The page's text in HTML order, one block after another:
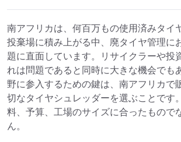
南アフリカは、何百万もの使用済みタイ
投棄場に積み上がる中、廃タイヤ管理に
題に直面しています。リサイクラーや投
れは問題であると同時に大きな機会でも
野に参入するための鍵は、南アフリカで
切なタイヤシュレッダーを選ぶことです
料、予算、工場のサイズに合ったもので
ん。